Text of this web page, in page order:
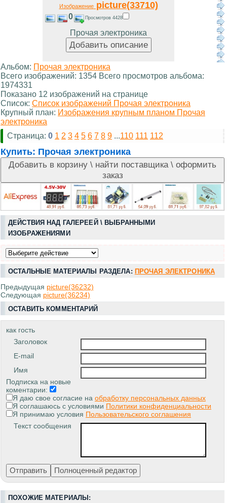
Изображениеpicture(33710)
0 Просмотров 4428
Прочая электроника
Альбом: Прочая электроника
Всего изображений: 1354 Всего просмотров альбома:
1974331
Показано 12 изображений на странице
Список: Список изображений Прочая электроника
Крупный план: Изображения крупным планом Прочая
электроника
Страница: 0 1 2 3 4 5 6 7 8 9 ...110 111 112
Купить: Прочая электроника
ДЕЙСТВИЯ НАД ГАЛЕРЕЕЙ \ ВЫБРАННЫМИ
ИЗОБРАЖЕНИЯМИ
ОСТАЛЬНЫЕ МАТЕРИАЛЫ РАЗДЕЛА: ПРОЧАЯ ЭЛЕКТРОНИКА
Предыдущая picture(36232)
Следующая picture(36234)
ОСТАВИТЬ КОММЕНТАРИЙ
как гость
Заголовок
E-mail
Имя
Подписка на новые
коментарии:
Я даю свое согласие на обработку персональных данных
Я соглашаюсь с условиями Политики конфиденциальности
Я принимаю условия Пользовательского соглашения
Текст сообщения
ПОХОЖИЕ МАТЕРИАЛЫ: